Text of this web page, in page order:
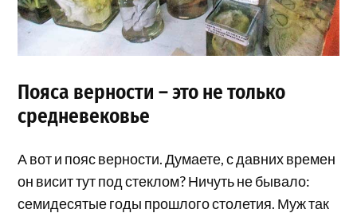
Пояса верности – это не только
средневековье
А вот и пояс верности. Думаете, с давних времен
он висит тут под стеклом? Ничуть не бывало:
семидесятые годы прошлого столетия. Муж так